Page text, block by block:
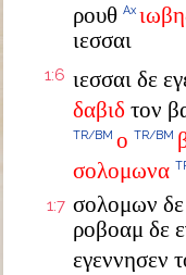
ρουθ Ax
ιεσσαι
1:6 ιεσσαι δε
δαβιδ τον
TR/BM ο TR/BM
σολομωνα
1:7 σολομων
ροβοαμ δε
εγεννησεν